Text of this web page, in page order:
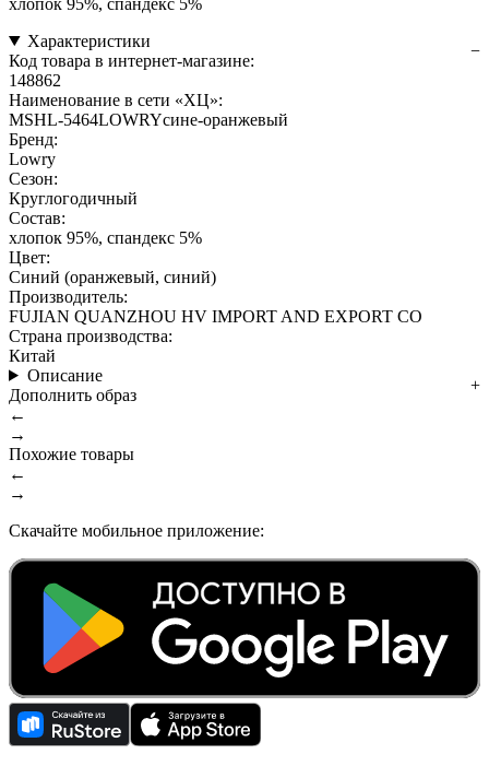
Характеристики
Код товара в интернет-магазине:
148862
Наименование в сети «ХЦ»:
MSHL-5464LOWRYсине-оранжевый
Бренд:
Lowry
Сезон:
Круглогодичный
Состав:
хлопок 95%, спандекс 5%
Цвет:
Синий (оранжевый, синий)
Производитель:
FUJIAN QUANZHOU HV IMPORT AND EXPORT CO
Страна производства:
Китай
Описание
Дополнить образ
←
→
Похожие товары
←
→
Скачайте мобильное приложение: